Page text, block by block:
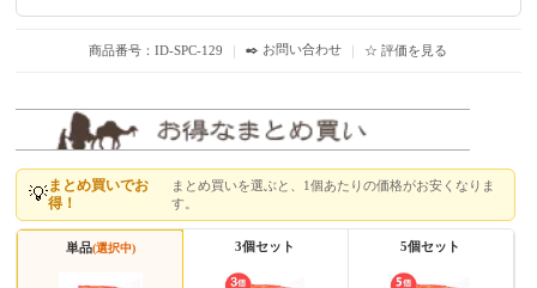
商品番号：ID-SPC-129 ｜ ✒️ お問い合わせ ｜ ☆ 評価を見る
💡まとめ買いでお
得！
まとめ買いを選ぶと、1個あたりの価格がお安くなりま
す。
単品(選択中) 3個セット 5個セット